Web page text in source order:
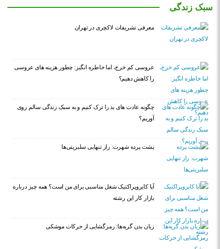
سبک زندگی
معرفی تشریفات لاکچری در تهران
عروسی کم خرج، اما خاطره انگیز: چطور هزینه های عروسی
را کاهش دهیم؟
چگونه عادت‌ های بد را ترک کنیم و به سبک زندگی سالم روی
آوریم؟
پشت پرده شهرت: راز تنهایی سلبریتی‌ها
آیا کایروپراکتیک شغل مناسبی برای من است؟ همه چیز درباره
بازار کار این رشته
زبان بدن گربه‌ها: رمزگشایی از حرکات موشکی